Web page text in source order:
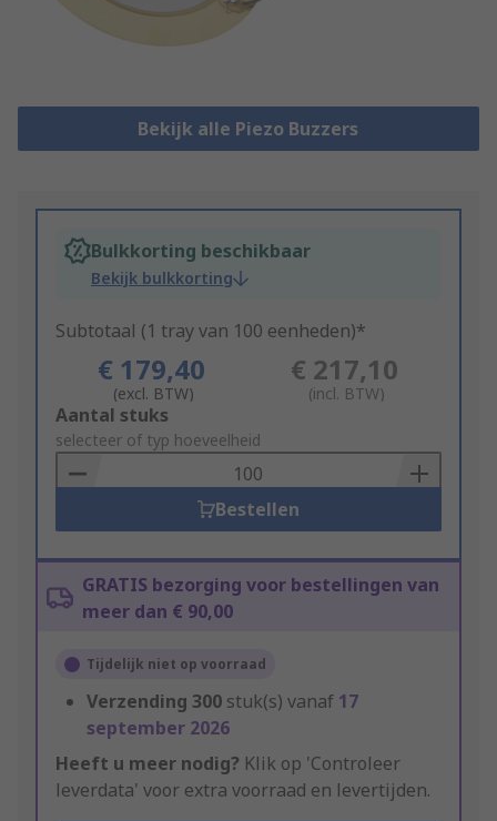
Bekijk alle Piezo Buzzers
Bulkkorting beschikbaar
Bekijk bulkkorting
Subtotaal (1 tray van 100 eenheden)*
€ 179,40
(excl. BTW)
€ 217,10
(incl. BTW)
Add
to
Basket
Aantal stuks
selecteer of typ hoeveelheid
Bestellen
GRATIS bezorging voor bestellingen van
meer dan € 90,00
Tijdelijk niet op voorraad
Verzending 300 stuk(s) vanaf 17
september 2026
Heeft u meer nodig? Klik op 'Controleer
leverdata' voor extra voorraad en levertijden.